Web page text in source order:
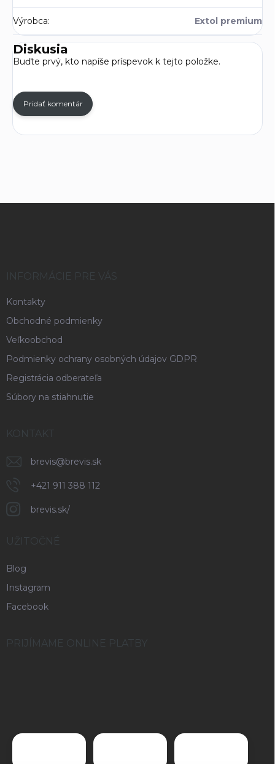
Výrobca: Extol premium
Diskusia
Buďte prvý, kto napíše príspevok k tejto položke.
Pridať komentár
INFORMÁCIE PRE VÁS
Kontakty
Obchodné podmienky
Veľkoobchod
Podmienky ochrany osobných údajov GDPR
Registrácia odberateľa
Súbory na stiahnutie
KONTAKT
brevis@brevis.sk
+421 911 388 112
brevis.sk/
UŽITOČNÉ
Blog
Instagram
Facebook
PRIJÍMAME ONLINE PLATBY